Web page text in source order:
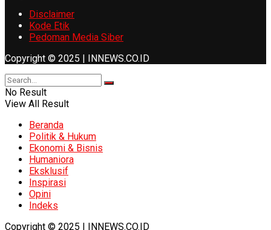
Disclaimer
Kode Etik
Pedoman Media Siber
Copyright © 2025 | INNEWS.CO.ID
No Result
View All Result
Beranda
Politik & Hukum
Ekonomi & Bisnis
Humaniora
Eksklusif
Inspirasi
Opini
Indeks
Copyright © 2025 | INNEWS.CO.ID